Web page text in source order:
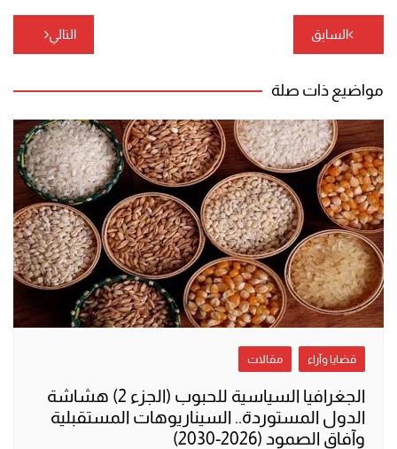
تصفّح
المقالات
السابق التالي
مواضيع ذات صلة
قضايا وآراء مقالات
الجغرافيا السياسية للحبوب (الجزء 2) هشاشة
الدول المستوردة.. السيناريوهات المستقبلية
وآفاق الصمود (2026-2030)